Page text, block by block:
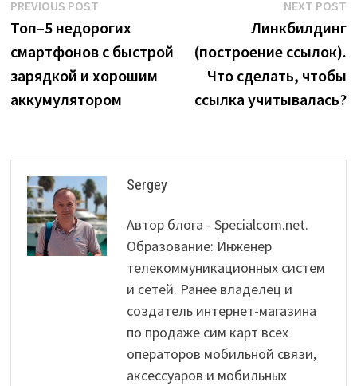
Post
navigation
PREVIOUS POSTPrevious
post:
Топ–5 недорогих
смартфонов с быстрой
зарядкой и хорошим
аккумулятором
NEXT POST
Линкбилдинг
(построение ссылок).
Что сделать, чтобы
ссылка учитывалась?
Sergey
Автор блога - Specialcom.net.
Образование: Инженер
телекоммуникационных систем
и сетей. Ранее владелец и
создатель интернет-магазина
по продаже сим карт всех
операторов мобильной связи,
аксессуаров и мобильных